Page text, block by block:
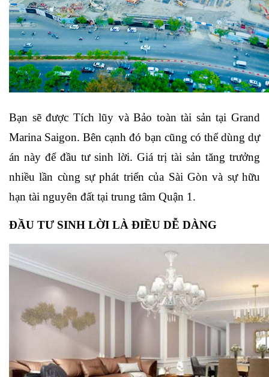
Bạn sẽ được Tích lũy và Bảo toàn tài sản tại Grand
Marina Saigon. Bên cạnh đó bạn cũng có thể dùng dự
án này để đầu tư sinh lời. Giá trị tài sản tăng trưởng
nhiều lần cùng sự phát triển của Sài Gòn và sự hữu
hạn tài nguyên đất tại trung tâm Quận 1.
ĐẦU TƯ SINH LỜI LÀ ĐIỀU DỄ DÀNG